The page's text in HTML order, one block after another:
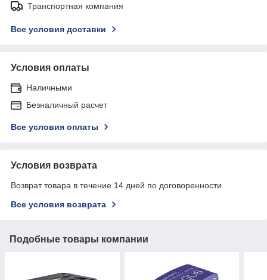
Транспортная компания
Все условия доставки
Условия оплаты
Наличными
Безналичный расчет
Все условия оплаты
Условия возврата
Возврат товара в течение 14 дней по договоренности
Все условия возврата
Подобные товары компании